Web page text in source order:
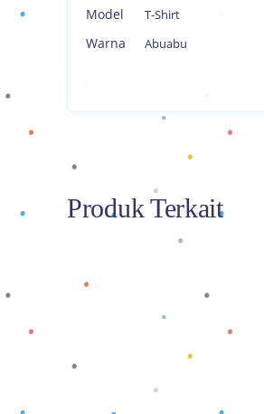
Model T-Shirt
Warna Abuabu
Produk Terkait
Baca selengkapnya